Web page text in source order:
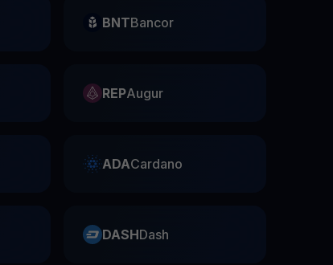
BNTBancor
REPAugur
ADACardano
DASHDash